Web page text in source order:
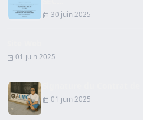
30 juin 2025
01 juin 2025
01 juin 2025